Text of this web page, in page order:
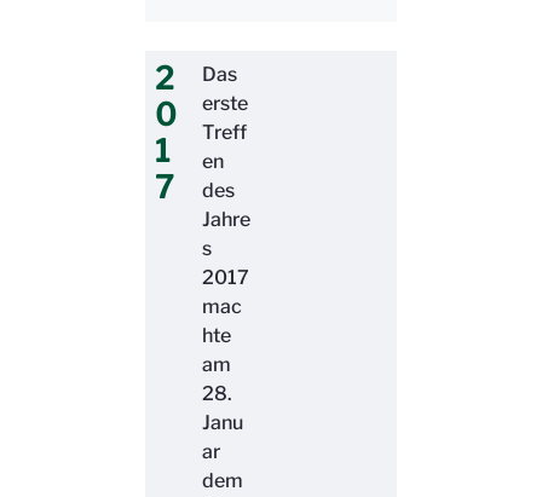
2
0
1
7
Das
erste
Treff
en
des
Jahre
s
2017
mac
hte
am
28.
Janu
ar
dem